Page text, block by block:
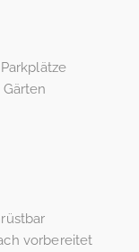
vorbereitet